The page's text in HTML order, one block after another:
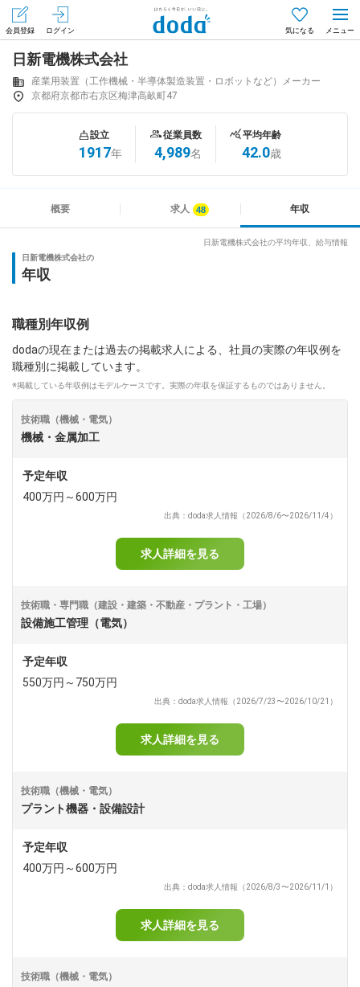
会員登録 ログイン 気になる
会員登録（無料） ログイン
はじめてdodaをご利用される方へ
求人を紹介してもらう
知りたい・聞きたい
専門サイト
dodaチャットサポート
自動案内は24時間365日対応
転職の「モヤモヤ」、一人で悩まず
気軽に相談してみませんか？
今の仕事を続けるべき？
サイトマップ
日新電機株式会社
産業用装置（工作機械・半導体製造装置・ロボットなど）メーカー
京都府京都市右京区梅津高畝町47
設立
1917年
従業員数
4,989名
平均年齢
42.0歳
概要 求人 年収
日新電機株式会社の平均年収、給与情報
日新電機株式会社の
年収
職種別年収例
dodaの現在または過去の掲載求人による、社員の実際の年収例を
職種別に掲載しています。
※掲載している年収例はモデルケースです。実際の年収を保証するものではありません。
技術職（機械・電気）
機械・金属加工
予定年収
400万円～600万円
出典：doda求人情報（2026/8/6〜2026/11/4）
求人詳細を見る
技術職・専門職（建設・建築・不動産・プラント・工場）
設備施工管理（電気）
予定年収
550万円～750万円
出典：doda求人情報（2026/7/23〜2026/10/21）
求人詳細を見る
技術職（機械・電気）
プラント機器・設備設計
予定年収
400万円～600万円
出典：doda求人情報（2026/8/3〜2026/11/1）
求人詳細を見る
技術職（機械・電気）